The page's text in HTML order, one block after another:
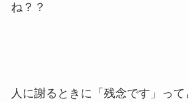
ね？？
人に謝るときに「残念です」って